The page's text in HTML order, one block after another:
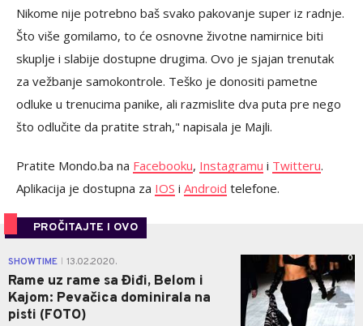
Nikome nije potrebno baš svako pakovanje super iz radnje.
Što više gomilamo, to će osnovne životne namirnice biti
skuplje i slabije dostupne drugima. Ovo je sjajan trenutak
za vežbanje samokontrole. Teško je donositi pametne
odluke u trenucima panike, ali razmislite dva puta pre nego
što odlučite da pratite strah," napisala je Majli.
Pratite Mondo.ba na Facebooku, Instagramu i Twitteru.
Aplikacija je dostupna za IOS i Android telefone.
PROČITAJTE I OVO
SHOWTIME 13.02.2020.
Rame uz rame sa Điđi, Belom i
Kajom: Pevačica dominirala na
pisti (FOTO)
0